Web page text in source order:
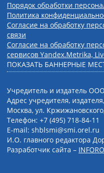
Порядок обработки
Политика
Согласие на обработку
связи
Согласие на обработку
сервисов Yandex.Metrika,
ПОКАЗАТЬ БАННЕРНЫЕ
Учредитель и издатель
Адрес учредителя,
Москва, ул.
Телефон: +7 (495) 718-84-11
E-mail: shblsmi@smi.orel.ru
И.О. главного редактора
Разработчик сайта –